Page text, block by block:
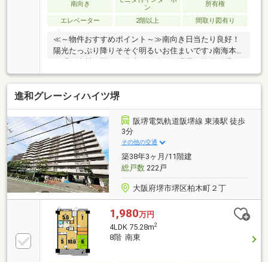
南向き
ン
所有権
エレベーター 2階以上 間取り図有り
≪～物件おすすめポイント～≫南向き日当たり良好！
陽光たっぷり降りそそぐ明るいお住まいです♪南海本
「石津北」駅まで徒歩５分！２WAY利用可能！毎日の
通勤や通学に便利ですね！暮らしやすい３ＤＫです
よ！ご案内をご希望の際は是非、イエストアまでお問
合せ下さい♪≪～利便性良い周辺環境～≫◆小学校…新
湊小学校まで徒歩７分◆中学校…大浜中学校まで徒歩
１７分◆スーパー…スーパーマーケットKINSHO近商ス
トア東湊店まで徒歩９分◆コンビニ…セブンイレブン
堺浜寺石津町中店まで徒歩５分
進和グレーシィハイツ堺
阪堺電気軌道阪堺線 東湊駅 徒歩
3分
その他の交通
築38年3ヶ月/11階建
総戸数222戸
大阪府堺市堺区柏木町２丁
1,980万円
4LDK 75.28m2
8階 南東